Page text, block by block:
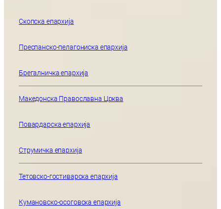
Скопска епархија
Преспанско-пелагониска епархија
Брегалничка епархија
Македонска Православна Црква
Повардарска епархија
Струмичка епархија
Тетовско-гостиварска епархија
Кумановско-осоговска епархија